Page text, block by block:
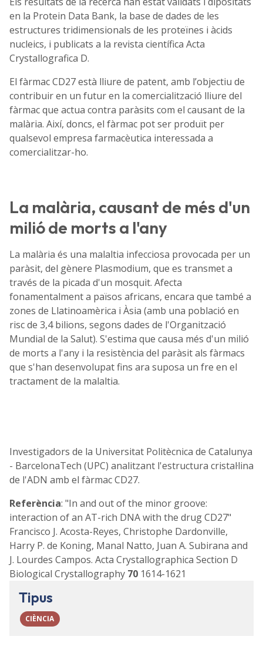
en la Protein Data Bank, la base de dades de les
estructures tridimensionals de les proteïnes i àcids
nucleics, i publicats a la revista científica Acta
Crystallografica D.
El fàrmac CD27 està lliure de patent, amb l’objectiu de
contribuir en un futur en la comercialització lliure del
fàrmac que actua contra paràsits com el causant de la
malària. Així, doncs, el fàrmac pot ser produït per
qualsevol empresa farmacèutica interessada a
comercialitzar-ho.
La malària, causant de més d'un
milió de morts a l'any
La malària és una malaltia infecciosa provocada per un
paràsit, del gènere Plasmodium, que es transmet a
través de la picada d'un mosquit. Afecta
fonamentalment a països africans, encara que també a
zones de Llatinoamèrica i Àsia (amb una població en
risc de 3,4 bilions, segons dades de l'Organització
Mundial de la Salut). S'estima que causa més d'un milió
de morts a l'any i la resistència del paràsit als fàrmacs
que s'han desenvolupat fins ara suposa un fre en el
tractament de la malaltia.
Investigadors de la Universitat Politècnica de Catalunya
- BarcelonaTech (UPC) analitzant l'estructura cristal·lina
de l'ADN amb el fàrmac CD27.
Referència: "In and out of the minor groove:
interaction of an AT-rich DNA with the drug CD27"
Francisco J. Acosta-Reyes, Christophe Dardonville,
Harry P. de Koning, Manal Natto, Juan A. Subirana and
J. Lourdes Campos. Acta Crystallographica Section D
Biological Crystallography 70 1614-1621
Tipus
CIÈNCIA